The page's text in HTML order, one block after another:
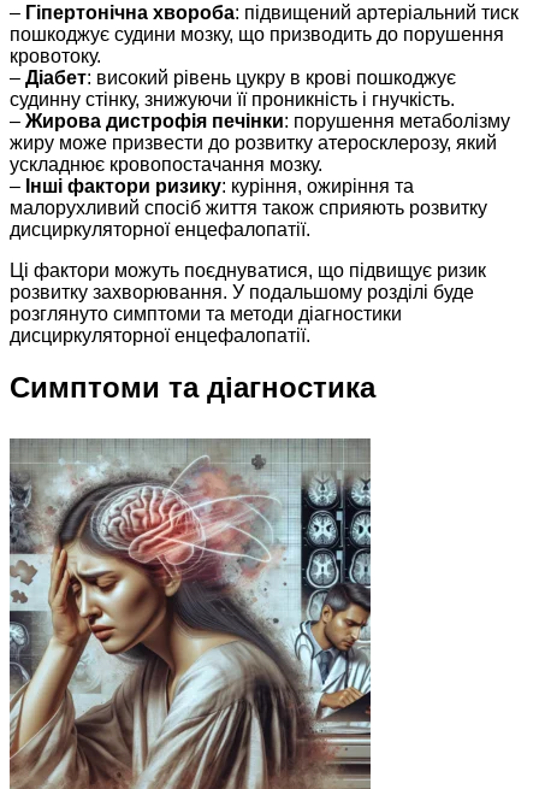
– Гіпертонічна хвороба: підвищений артеріальний тиск
пошкоджує судини мозку, що призводить до порушення
кровотоку.
– Діабет: високий рівень цукру в крові пошкоджує
судинну стінку, знижуючи її проникність і гнучкість.
– Жирова дистрофія печінки: порушення метаболізму
жиру може призвести до розвитку атеросклерозу, який
ускладнює кровопостачання мозку.
– Інші фактори ризику: куріння, ожиріння та
малорухливий спосіб життя також сприяють розвитку
дисциркуляторної енцефалопатії.
Ці фактори можуть поєднуватися, що підвищує ризик
розвитку захворювання. У подальшому розділі буде
розглянуто симптоми та методи діагностики
дисциркуляторної енцефалопатії.
Симптоми та діагностика